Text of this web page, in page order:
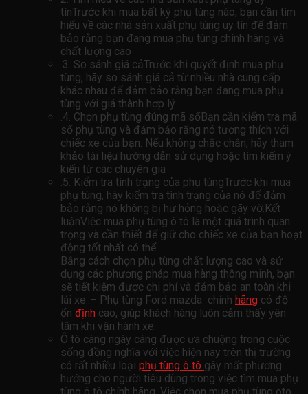
tínTrước khi mua bất kỳ phụ tùng nào, bạn cần tìm
hiểu về các nhà sản xuất phụ tùng uy tín để đảm
bảo rằng bạn đang mua phụ tùng chính hãng và
chất lượng cao
.3. So sánh giá cảTrước khi quyết định mua phụ
tùng, hãy so sánh giá cả từ nhiều nhà cung cấp
khác nhau để đảm bảo rằng bạn đang mua phụ
tùng với giá thành hợp lý
.4. Chọn phụ tùng đúng mã sốBạn cần kiểm tra mã
số phụ tùng và đảm bảo rằng nó tương thích với
chiếc xe của bạn. Nếu không chắc chắn, hãy tham
khảo tài liệu hướng dẫn sử dụng hoặc tìm kiếm ý
kiến ​​từ các chuyên gia
.5. Kiểm tra tình trạng của phụ tùngTrước khi mua
phụ tùng, hãy kiểm tra tình trạng của nó để đảm
bảo rằng nó không bị hư hỏng hoặc gãy vỡ.Kết
luậnViệc mua phụ tùng ô tô là một quá trình quan
trọng và cần thiết để giữ cho chiếc xe của bạn hoạt
động tốt nhất có thể.
Bằng cách chọn phụ tùng chất lượng cao và sử
dụng các phương pháp mua hàng thông minh, bạn
sẽ tiết kiệm được chi phí và đảm bảo an toàn khi
lái xe..– Phụ tùng Ford mazda chính hãng có độ
ổn định cao, giúp khách hàng luôn cảm thấy yên
tâm khi vận hành xe.
Ô tô càng ngày càng được ưa chuộng trong cuộc
sống đồng nghĩa với việc hiện nay trên thị trường
có rất nhiều loại phụ tùng ô tô gây mất phương
hướng cho người tiêu dùng trong việc tìm mua phụ